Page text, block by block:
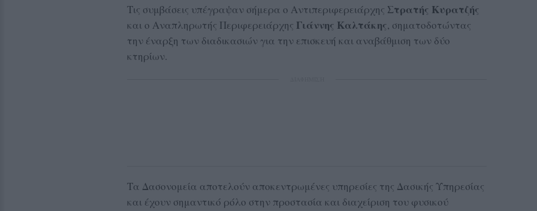
Τις συμβάσεις υπέγραψαν σήμερα ο Αντιπεριφερειάρχης Στρατής Κυρατζής
και ο Αναπληρωτής Περιφερειάρχης Γιάννης Καλτάκης, σηματοδοτώντας
την έναρξη των διαδικασιών για την επισκευή και αναβάθμιση των δύο
κτηρίων.
Τα Δασονομεία αποτελούν αποκεντρωμένες υπηρεσίες της Δασικής Υπηρεσίας
και έχουν σημαντικό ρόλο στην προστασία και διαχείριση του φυσικού